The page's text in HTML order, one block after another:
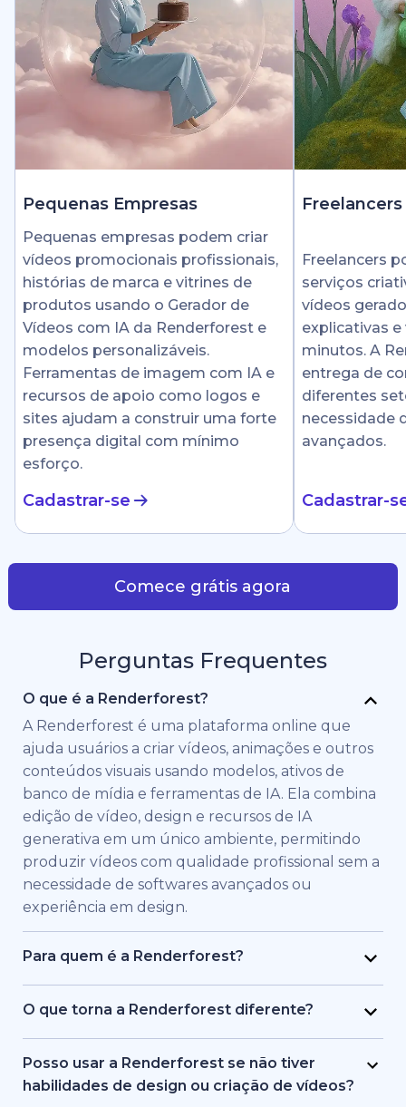
Pequenas Empresas
Pequenas empresas podem criar
vídeos promocionais profissionais,
histórias de marca e vitrines de
produtos usando o Gerador de
Vídeos com IA da Renderforest e
modelos personalizáveis.
Ferramentas de imagem com IA e
recursos de apoio como logos e
sites ajudam a construir uma forte
presença digital com mínimo
esforço.
Cadastrar-se
Freelancers
Freelancers
serviços
vídeos
explicativas
minutos. A
entrega de
diferentes
necessidade
avançados.
Cadastrar-
Comece grátis agora
Perguntas Frequentes
O que é a Renderforest?
A Renderforest é uma plataforma online que
ajuda usuários a criar vídeos, animações e outros
conteúdos visuais usando modelos, ativos de
banco de mídia e ferramentas de IA. Ela combina
edição de vídeo, design e recursos de IA
generativa em um único ambiente, permitindo
produzir vídeos com qualidade profissional sem a
necessidade de softwares avançados ou
experiência em design.
Para quem é a Renderforest?
A Renderforest foi criada para indivíduos e
equipes que precisam de vídeos de alta
empresas, equipes de RH, freelancers e criadores
de conteúdo que desejam produzir vídeos de
O que torna a Renderforest diferente?
A Renderforest combina múltiplos modelos de IA
e geração de vídeo em uma única plataforma. Os
usuários podem criar, editar e exportar vídeos de
Posso usar a Renderforest se não tiver
habilidades de design ou criação de vídeos?